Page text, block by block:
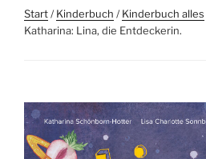
Start/Kinderbuch /Kinderbuch alles
Katharina: Lina, die Entdeckerin.